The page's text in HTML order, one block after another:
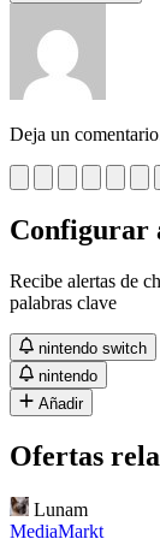
Deja un
Configurar
Recibe alertas de
palabras clave
nintendo switch
nintendo
Añadir
Ofertas
Lunam
MediaMarkt